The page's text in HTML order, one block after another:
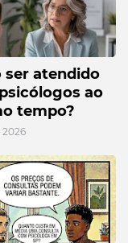
ser atendido
ao
tempo?
2026